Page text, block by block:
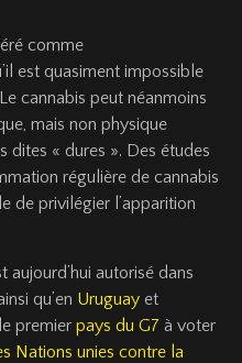
comme
est quasiment impossible
cannabis peut néanmoins
mais non physique
dites « dures ». Des études
régulière de cannabis
de privilégier l’apparition
aujourd’hui autorisé dans
ainsi qu’en Uruguay et
le premier pays du G7 à voter
Nations unies contre la